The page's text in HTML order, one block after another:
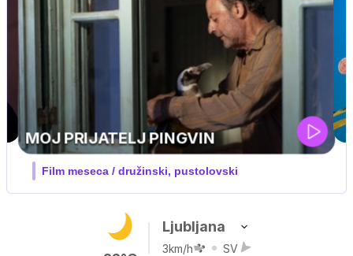
IQ 160
Nova hrvaška serija
Ljubljana
3km/h SV